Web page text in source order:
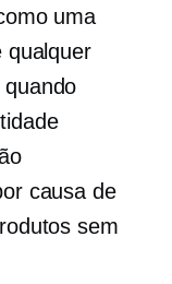
uma
qualquer
causa de
sem